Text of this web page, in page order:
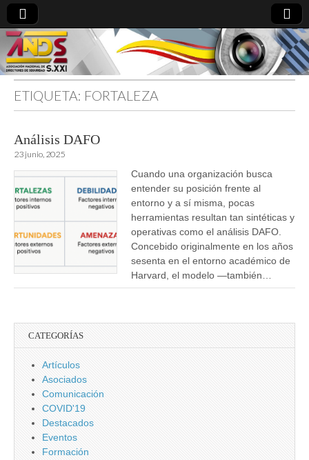
directoresdeseguridad.es
ETIQUETA: FORTALEZA
Análisis DAFO
23 junio, 2025
Cuando una organización busca
entender su posición frente al
entorno y a sí misma, pocas
herramientas resultan tan sintéticas y
operativas como el análisis DAFO.
Concebido originalmente en los años
sesenta en el entorno académico de
Harvard, el modelo —también…
CATEGORÍAS
Artículos
Asociados
Comunicación
COVID'19
Destacados
Eventos
Formación